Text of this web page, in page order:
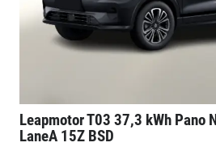
Leapmotor T03 37,3 kWh Pano
LaneA 15Z BSD